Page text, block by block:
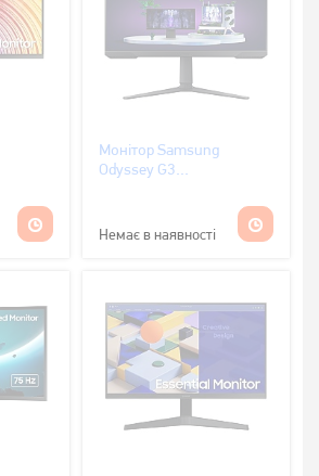
Монітор Samsung
Odyssey G3
Немає в наявності